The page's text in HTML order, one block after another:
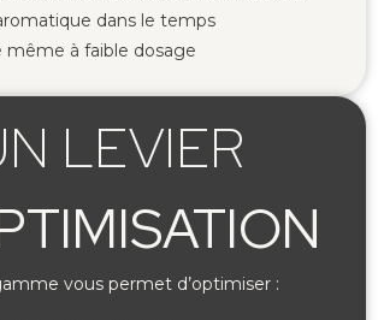
dans le temps
même à faible dosage
LEVIER
vous permet d’optimiser :